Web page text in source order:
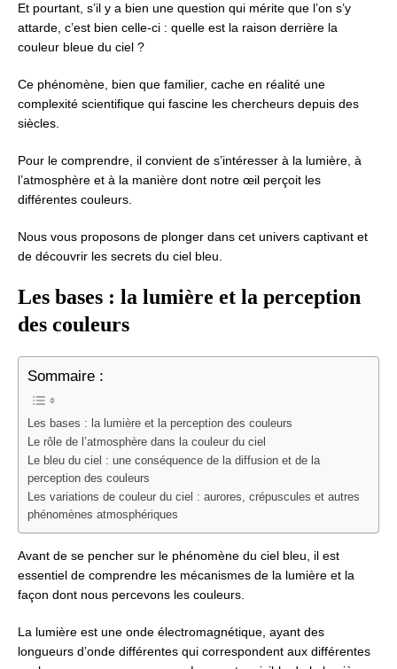
Et pourtant, s’il y a bien une question qui mérite que l’on s’y
attarde, c’est bien celle-ci : quelle est la raison derrière la
couleur bleue du ciel ?
Ce phénomène, bien que familier, cache en réalité une
complexité scientifique qui fascine les chercheurs depuis des
siècles.
Pour le comprendre, il convient de s’intéresser à la lumière, à
l’atmosphère et à la manière dont notre œil perçoit les
différentes couleurs.
Nous vous proposons de plonger dans cet univers captivant et
de découvrir les secrets du ciel bleu.
Les bases : la lumière et la perception
des couleurs
Sommaire :
Les bases : la lumière et la perception des couleurs
Le rôle de l’atmosphère dans la couleur du ciel
Le bleu du ciel : une conséquence de la diffusion et de la
perception des couleurs
Les variations de couleur du ciel : aurores, crépuscules et autres
phénomènes atmosphériques
Avant de se pencher sur le phénomène du ciel bleu, il est
essentiel de comprendre les mécanismes de la lumière et la
façon dont nous percevons les couleurs.
La lumière est une onde électromagnétique, ayant des
longueurs d’onde différentes qui correspondent aux différentes